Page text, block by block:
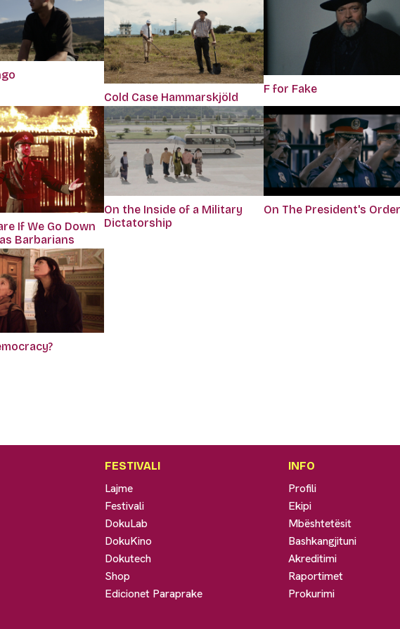
Cold Case Hammarskjöld
F for Fake
If We Go Down
Barbarians
On the Inside of a Military
Dictatorship
On The President's
FESTIVALI
Lajme
Festivali
DokuLab
DokuKino
Dokutech
Shop
Edicionet Paraprake
INFO
Profili
Ekipi
Mbështetësit
Bashkangjituni
Akreditimi
Raportimet
Prokurimi